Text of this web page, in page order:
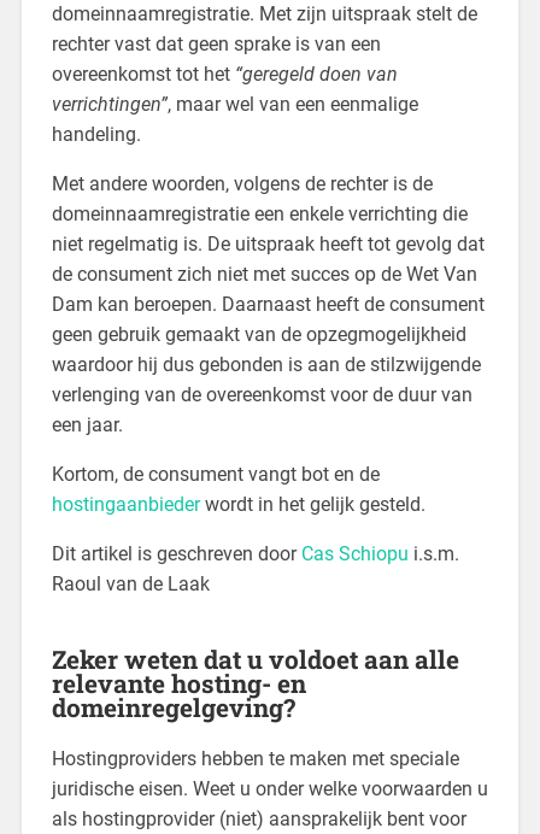
domeinnaamregistratie. Met zijn uitspraak stelt de
rechter vast dat geen sprake is van een
overeenkomst tot het “geregeld doen van
verrichtingen”, maar wel van een eenmalige
handeling.
Met andere woorden, volgens de rechter is de
domeinnaamregistratie een enkele verrichting die
niet regelmatig is. De uitspraak heeft tot gevolg dat
de consument zich niet met succes op de Wet Van
Dam kan beroepen. Daarnaast heeft de consument
geen gebruik gemaakt van de opzegmogelijkheid
waardoor hij dus gebonden is aan de stilzwijgende
verlenging van de overeenkomst voor de duur van
een jaar.
Kortom, de consument vangt bot en de
hostingaanbiederwordt in het gelijk gesteld.
Dit artikel is geschreven door Cas Schiopu i.s.m.
Raoul van de Laak
Zeker weten dat u voldoet aan alle
relevante hosting- en
domeinregelgeving?
Hostingproviders hebben te maken met speciale
juridische eisen. Weet u onder welke voorwaarden u
als hostingprovider (niet) aansprakelijk bent voor